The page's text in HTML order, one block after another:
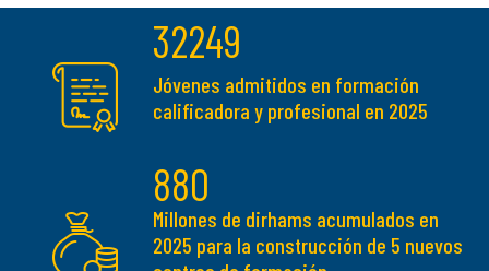
32249
Jóvenes admitidos en formación
calificadora y profesional en 2025
880
Millones de dirhams acumulados en
2025 para la construcción de 5 nuevos